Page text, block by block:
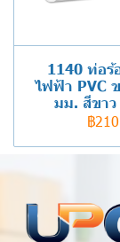
1140 ท่อร้
ไฟฟ้า PVC
มม. สีขาว
฿210